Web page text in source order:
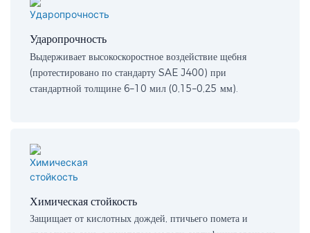
Ударопрочность
Выдерживает высокоскоростное воздействие щебня
(протестировано по стандарту SAE J400) при
стандартной толщине 6–10 мил (0,15–0,25 мм).
Химическая стойкость
Защищает от кислотных дождей, птичьего помета и